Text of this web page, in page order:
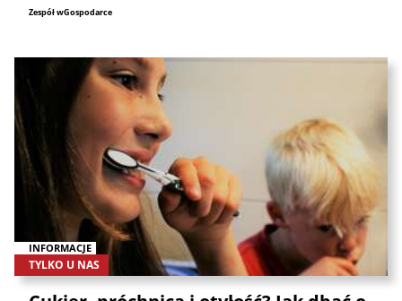
Zespół wGospodarce
INFORMACJE
TYLKO U NAS